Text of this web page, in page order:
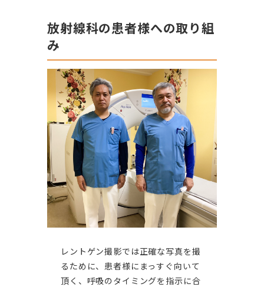
放射線科の患者様への取り組
み
レントゲン撮影では正確な写真を撮
るために、患者様にまっすぐ向いて
頂く、呼吸のタイミングを指示に合